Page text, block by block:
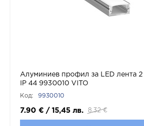
Алуминиев профил за LED лента 2
IP 44 9930010 VITO
Код: 9930010
7.90 € / 15,45 лв. 8.32 €